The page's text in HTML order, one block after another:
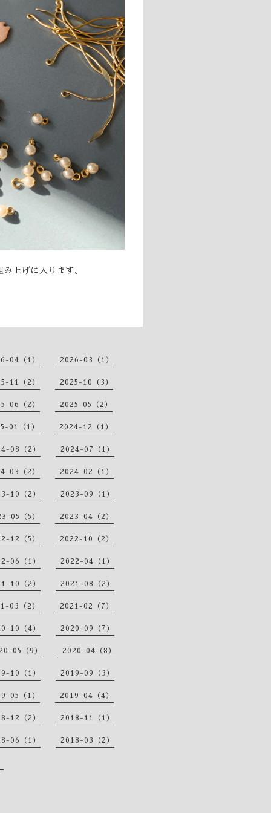
上げに入ります。
04（1） 2026-03（1）
11（2） 2025-10（3）
06（2） 2025-05（2）
01（1） 2024-12（1）
08（2） 2024-07（1）
03（2） 2024-02（1）
10（2） 2023-09（1）
05（5） 2023-04（2）
12（5） 2022-10（2）
06（1） 2022-04（1）
10（2） 2021-08（2）
03（2） 2021-02（7）
10（4） 2020-09（7）
05（9） 2020-04（8）
10（1） 2019-09（3）
05（1） 2019-04（4）
12（2） 2018-11（1）
06（1） 2018-03（2）